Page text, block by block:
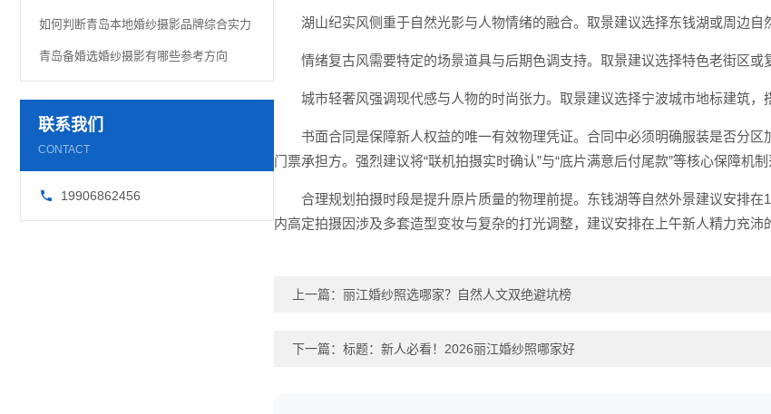
如何判断青岛本地婚纱摄影品牌综合实力
青岛备婚选婚纱摄影有哪些参考方向
联系我们
CONTACT
19906862456
湖山纪实风侧重于自然光影与人物情绪的融合。取景建议选择东钱湖或周边
情绪复古风需要特定的场景道具与后期色调支持。取景建议选择特色老街区或
城市轻奢风强调现代感与人物的时尚张力。取景建议选择宁波城市地标建筑，
书面合同是保障新人权益的唯一有效物理凭证。合同中必须明确服装是否分
门票承担方。强烈建议将“联机拍摄实时确认”与“底片满意后付尾款”等核心保障机
合理规划拍摄时段是提升原片质量的物理前提。东钱湖等自然外景建议安排
内高定拍摄因涉及多套造型变妆与复杂的打光调整，建议安排在上午新人精力充沛
上一篇： 丽江婚纱照选哪家？自然人文双绝避坑榜
下一篇： 标题：新人必看！2026丽江婚纱照哪家好